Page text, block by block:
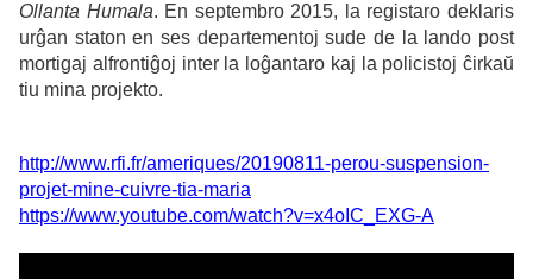
Ollanta Humala. En septembro 2015, la registaro deklaris
urĝan staton en ses departementoj sude de la lando post
mortigaj alfrontiĝoj inter la loĝantaro kaj la policistoj ĉirkaŭ
tiu mina projekto.
http://www.rfi.fr/ameriques/20190811-perou-suspension-
projet-mine-cuivre-tia-maria
https://www.youtube.com/watch?v=x4oIC_EXG-A